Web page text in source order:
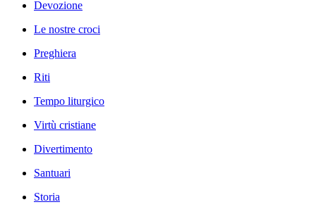
Devozione
Le nostre croci
Preghiera
Riti
Tempo liturgico
Virtù cristiane
Divertimento
Santuari
Storia